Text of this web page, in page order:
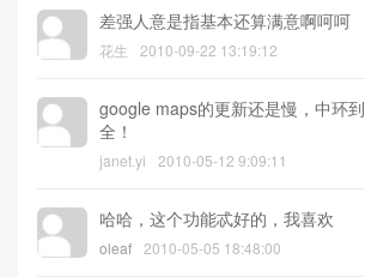
差强人意是指基本还算满意啊呵呵
花生 2010-09-22 13:19:12
google maps的更新还是慢，中环
全！
janet.yi 2010-05-12 9:09:11
哈哈，这个功能忒好的，我喜欢
oleaf 2010-05-05 18:48:00